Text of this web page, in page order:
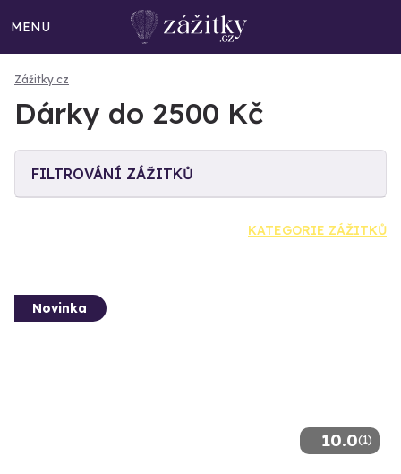
MENU
Zážitky.cz
Dárky do 2500 Kč
FILTROVÁNÍ ZÁŽITKŮ
KATEGORIE ZÁŽITKŮ
10.0(1)
Novinka